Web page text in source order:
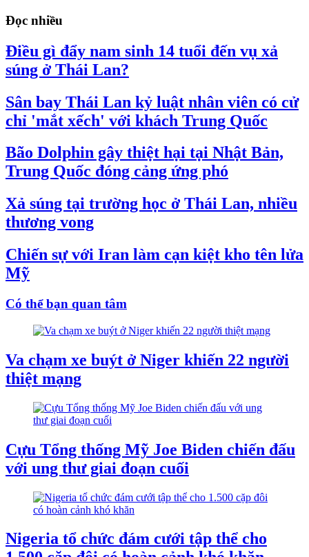
Đọc nhiều
Điều gì đẩy nam sinh 14 tuổi đến vụ xả
súng ở Thái Lan?
Sân bay Thái Lan kỷ luật nhân viên có cử
chỉ 'mắt xếch' với khách Trung Quốc
Bão Dolphin gây thiệt hại tại Nhật Bản,
Trung Quốc đóng cảng ứng phó
Xả súng tại trường học ở Thái Lan, nhiều
thương vong
Chiến sự với Iran làm cạn kiệt kho tên lửa
Mỹ
Có thể bạn quan tâm
Va chạm xe buýt ở Niger khiến 22 người
thiệt mạng
Cựu Tổng thống Mỹ Joe Biden chiến đấu
với ung thư giai đoạn cuối
Nigeria tổ chức đám cưới tập thể cho